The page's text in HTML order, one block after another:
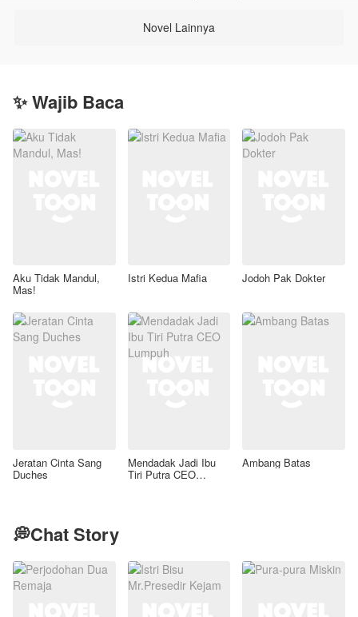
Novel Lainnya
✨ Wajib Baca
Aku Tidak Mandul,
Mas!
Istri Kedua Mafia Jodoh Pak Dokter
Jeratan Cinta Sang
Duches
Mendadak Jadi Ibu
Tiri Putra CEO
Ambang Batas
💭Chat Story